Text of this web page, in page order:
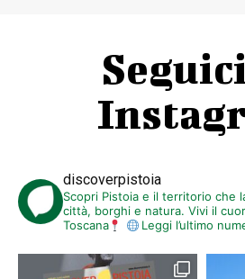
discoverpistoia
Scopri Pistoia e il territorio che
città, borghi e natura. Vivi il
Toscana
Leggi l’ultimo